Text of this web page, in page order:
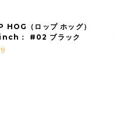
HOG（ロップ ホッグ）
： #02 ブラック